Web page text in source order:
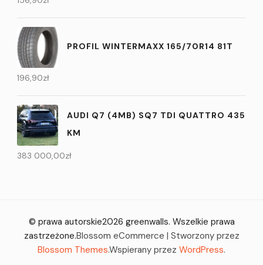
PROFIL WINTERMAXX 165/70R14 81T
196,90zł
AUDI Q7 (4MB) SQ7 TDI QUATTRO 435
KM
383 000,00zł
© prawa autorskie2026 greenwalls. Wszelkie prawa
zastrzeżone.Blossom eCommerce | Stworzony przez
Blossom Themes.Wspierany przez WordPress.